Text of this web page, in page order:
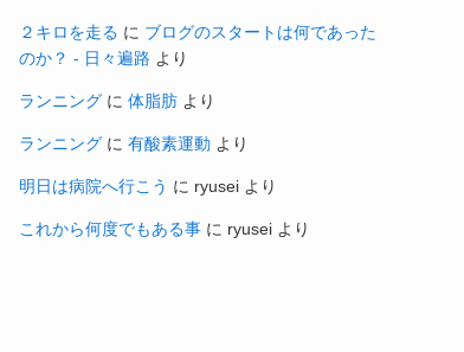
２キロを走る に ブログのスタートは何であった
のか？ - 日々遍路 より
ランニング に 体脂肪 より
ランニング に 有酸素運動 より
明日は病院へ行こう に ryusei より
これから何度でもある事 に ryusei より